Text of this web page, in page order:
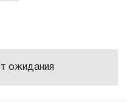
ожидания